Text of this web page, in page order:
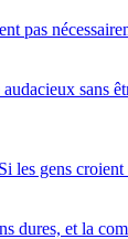
pas
gens
et la